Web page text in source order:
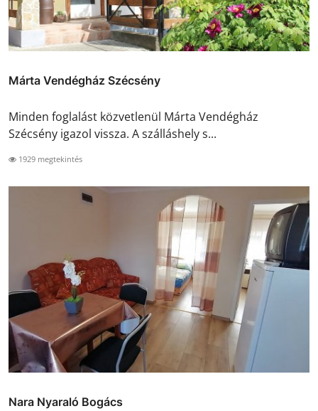
Márta Vendégház Szécsény
Minden foglalást közvetlenül Márta Vendégház
Szécsény igazol vissza. A szálláshely s...
1929 megtekintés
Nara Nyaraló Bogács